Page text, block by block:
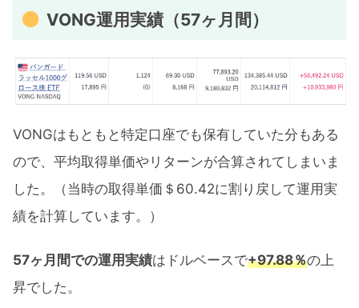
VONG運用実績（57ヶ月間）
VONGはもともと特定口座でも保有していた分もある
ので、平均取得単価やリターンが合算されてしまいま
した。（当時の取得単価＄60.42に割り戻して運用実
績を計算しています。）
57ヶ月間での運用実績はドルベースで+97.88％の上
昇でした。